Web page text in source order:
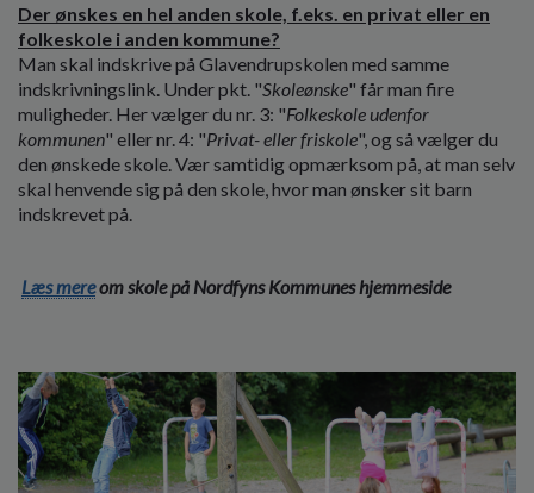
Der ønskes en hel anden skole, f.eks. en privat eller en
folkeskole i anden kommune?
Man skal indskrive på Glavendrupskolen med samme
indskrivningslink. Under pkt. "Skoleønske" får man fire
muligheder. Her vælger du nr. 3: "Folkeskole udenfor
kommunen" eller nr. 4: "Privat- eller friskole", og så vælger du
den ønskede skole. Vær samtidig opmærksom på, at man selv
skal henvende sig på den skole, hvor man ønsker sit barn
indskrevet på.
Læs mereom skole på Nordfyns Kommunes hjemmeside